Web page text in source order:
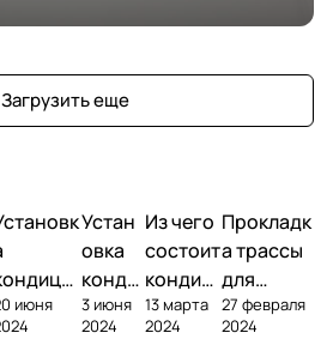
Загрузить еще
на
июня
Устан
овка
конди
ционе
ра
3 июня
2024
Из чего
состоит
кондиц
ионер?
13 марта
2024
Прокладк
а трассы
для
кондицио
нера
27 февраля
2024